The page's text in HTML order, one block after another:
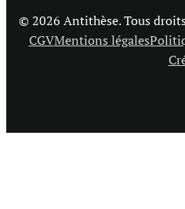
© 2026 Antithèse. Tous
CGVMentions légales